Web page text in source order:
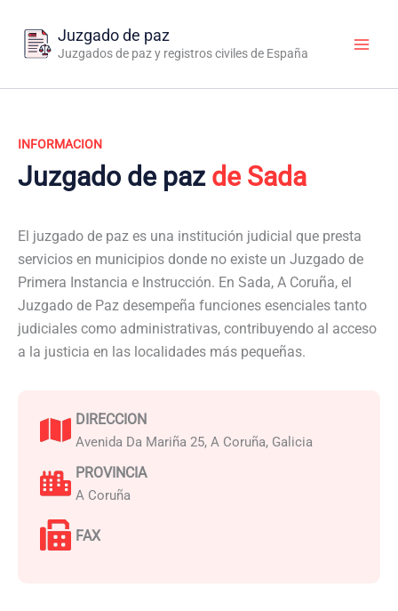
contenido
Juzgado de paz
Juzgados de paz y registros civiles de España
INFORMACION
Juzgado de paz de Sada
El juzgado de paz es una institución judicial que presta
servicios en municipios donde no existe un Juzgado de
Primera Instancia e Instrucción. En Sada, A Coruña, el
Juzgado de Paz desempeña funciones esenciales tanto
judiciales como administrativas, contribuyendo al acceso
a la justicia en las localidades más pequeñas.
DIRECCION
Avenida Da Mariña 25, A Coruña, Galicia
PROVINCIA
A Coruña
FAX